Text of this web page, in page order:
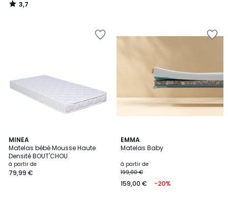
3,7
/
MINEA
Matelas bébé Mousse Haute
Densité BOUT'CHOU
à partir de
79,99 €
EMMA
Matelas Baby
à partir de
199,00 €
159,00 € -20%